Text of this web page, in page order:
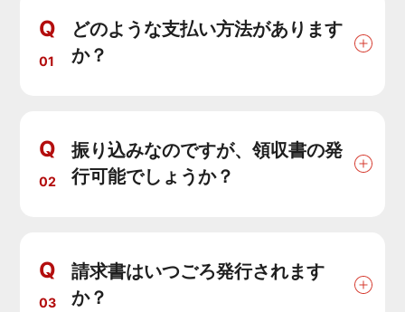
Q
01
どのような支払い方法があります
か？
Q
02
振り込みなのですが、領収書の発
行可能でしょうか？
Q
03
請求書はいつごろ発行されます
か？